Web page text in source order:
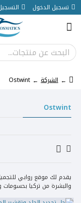
تسجيل الدخول
الشركة Ostwint
Ostwint
يقدم لك موقع روابي
والبشرة من تركيا بحسومات